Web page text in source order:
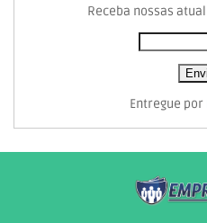
Receba nossas
Entregue por